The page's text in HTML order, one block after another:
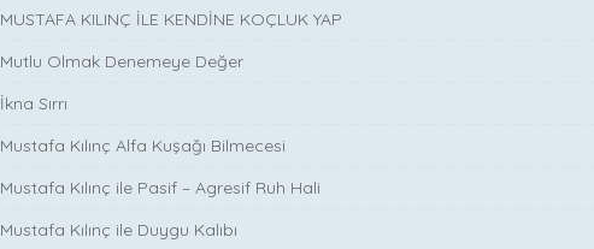
MUSTAFA KILINÇ İLE KENDİNE KOÇLUK YAP
Mutlu Olmak Denemeye Değer
İkna Sırrı
Mustafa Kılınç Alfa Kuşağı Bilmecesi
Mustafa Kılınç ile Pasif – Agresif Ruh Hali
Mustafa Kılınç ile Duygu Kalıbı